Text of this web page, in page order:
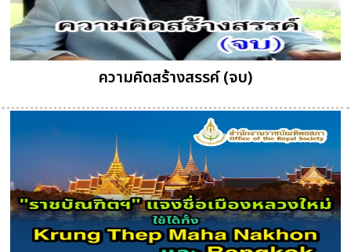
ความคิดสร้างสรรค์ (จบ)